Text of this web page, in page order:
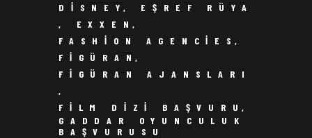
DISNEY, EŞREF RÜYA
, EXXEN,
FASHION AGENCIES,
FIGÜRAN,
FIGÜRAN AJANSLARI
,
FILM DIZI BAŞVURU,
GADDAR OYUNCULUK
BAŞVURUSU